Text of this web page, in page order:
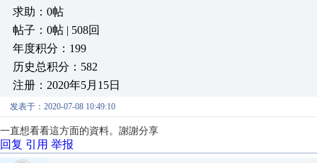
求助：0帖
帖子：0帖 | 508回
年度积分：199
历史总积分：582
注册：2020年5月15日
发表于：2020-07-08 10:49:10
一直想看看這方面的資料。 謝謝分享
回复 引用 举报